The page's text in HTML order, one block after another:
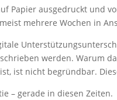
Papier ausgedruckt und
mehrere Wochen in
werden. Warum
ist nicht begründbar.
– gerade in diesen Zeiten.